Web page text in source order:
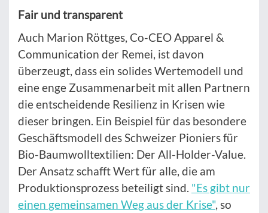
Fair und transparent
Auch Marion Röttges, Co-CEO Apparel &
Communication der Remei, ist davon
überzeugt, dass ein solides Wertemodell und
eine enge Zusammenarbeit mit allen Partnern
die entscheidende Resilienz in Krisen wie
dieser bringen. Ein Beispiel für das besondere
Geschäftsmodell des Schweizer Pioniers für
Bio-Baumwolltextilien: Der All-Holder-Value.
Der Ansatz schafft Wert für alle, die am
Produktionsprozess beteiligt sind. "Es gibt nur
einen gemeinsamen Weg aus der Krise" , so